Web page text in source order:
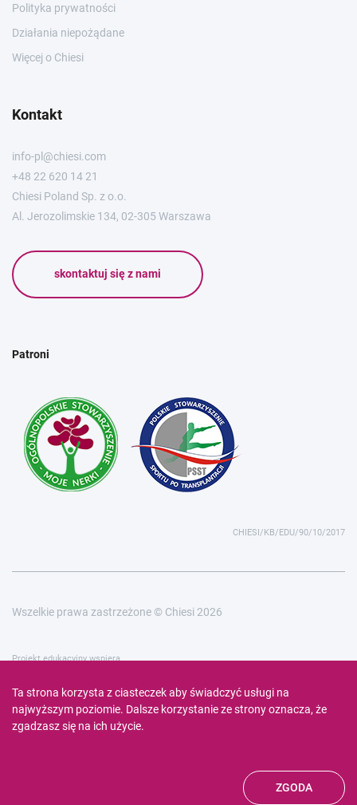
Polityka prywatności
Działania niepożądane
Więcej o Chiesi
Kontakt
info-pl@chiesi.com
+48 22 620 14 21
Chiesi Poland Sp. z o.o.
Al. Jerozolimskie 134, 02-305 Warszawa
skontaktuj się z nami
Patroni
CHIESI/KB/EDU/90/10/2017
Wszelkie prawa zastrzeżone © Chiesi 2026
Projekt edukacyjny wspiera
Ta strona korzysta z ciasteczek aby świadczyć usługi na
najwyższym poziomie. Dalsze korzystanie ze strony oznacza, że
zgadzasz się na ich użycie.
ZGODA